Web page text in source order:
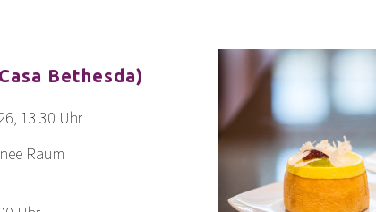
Bethesda)
13.30 Uhr
Raum